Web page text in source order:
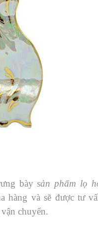
bàysản phẩm lọ
hàng và sẽ được tư
chuyển.